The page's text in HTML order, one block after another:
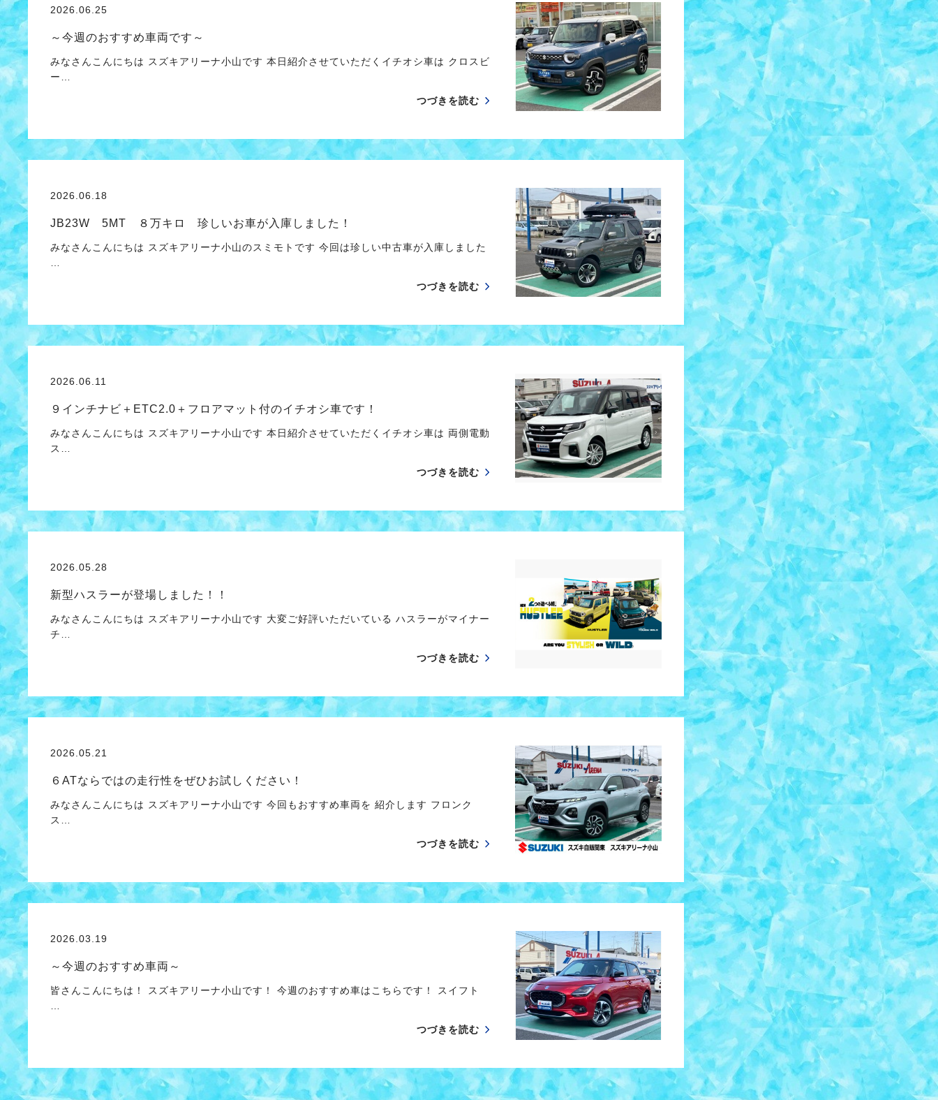
2026.06.25
～今週のおすすめ車両です～
みなさんこんにちは スズキアリーナ小山です 本日紹介させていただくイチオシ車は クロスビ
ー…
つづきを読む
2026.06.18
JB23W 5MT ８万キロ 珍しいお車が入庫しました！
みなさんこんにちは スズキアリーナ小山のスミモトです 今回は珍しい中古車が入庫しました
つづきを読む
2026.06.11
９インチナビ＋ETC2.0＋フロアマット付のイチオシ車です！
みなさんこんにちは スズキアリーナ小山です 本日紹介させていただくイチオシ車は 両側電動
ス…
つづきを読む
2026.05.28
新型ハスラーが登場しました！！
みなさんこんにちは スズキアリーナ小山です 大変ご好評いただいている ハスラーがマイナー
チ…
つづきを読む
2026.05.21
６ATならではの走行性をぜひお試しください！
みなさんこんにちは スズキアリーナ小山です 今回もおすすめ車両を 紹介します フロンク
ス…
つづきを読む
2026.03.19
～今週のおすすめ車両～
皆さんこんにちは！ スズキアリーナ小山です！ 今週のおすすめ車はこちらです！ スイフト
つづきを読む